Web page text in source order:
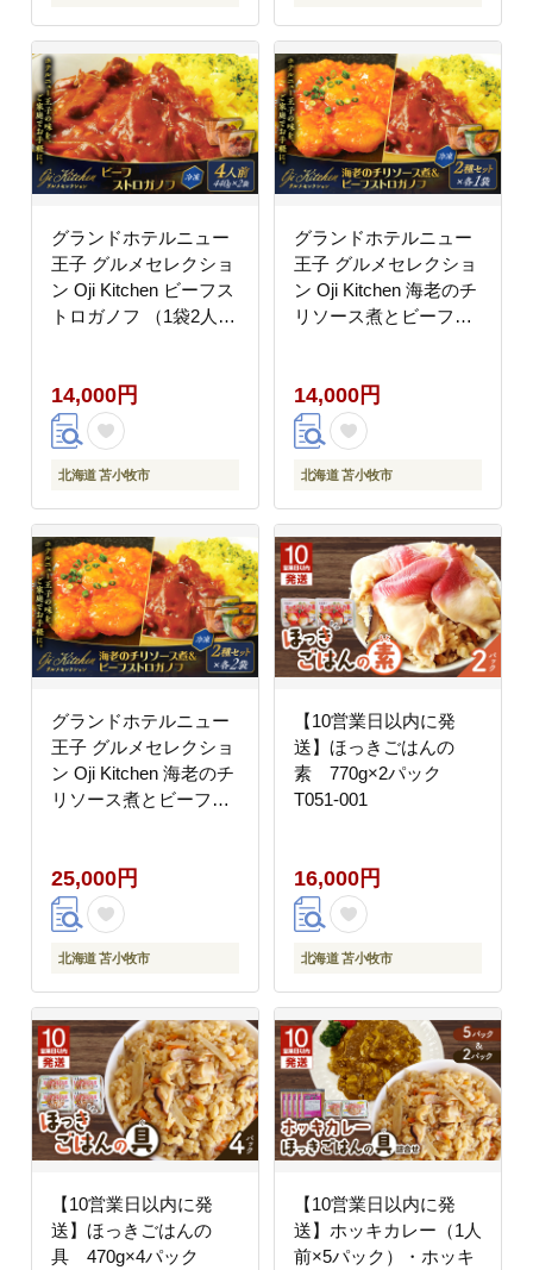
グランドホテルニュー
王子 グルメセレクショ
ン Oji Kitchen ビーフス
トロガノフ （1袋2人
14,000円
北海道 苫小牧市
グランドホテルニュー
王子 グルメセレクショ
ン Oji Kitchen 海老のチ
リソース煮とビーフス
T048-013-01
14,000円
北海道 苫小牧市
グランドホテルニュー
王子 グルメセレクショ
ン Oji Kitchen 海老のチ
リソース煮とビーフス
T048-013-02
25,000円
北海道 苫小牧市
【10営業日以内に発
送】ほっきごはんの
素 770g×2パック
T051-001
16,000円
北海道 苫小牧市
【10営業日以内に発
送】ほっきごはんの
具 470g×4パック
【10営業日以内に発
送】ホッキカレー（1人
前×5パック）・ホッキ